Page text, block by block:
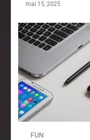
mai 15, 2025
FUN